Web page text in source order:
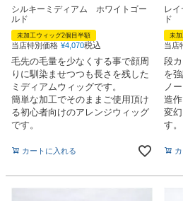
シルキーミディアム ホワイトゴー
ルド
未加工ウィッグ2個目半額
当店特別価格 ¥4,070税込
毛先の毛量を少なくする事で顔周
りに馴染ませつつも長さを残した
ミディアムウィッグです。
簡単な加工でそのままご使用頂け
る初心者向けのアレンジウィッグ
です。
カートに入れる
レ
ド
未
当店
段
を
ノ
造
変
す。